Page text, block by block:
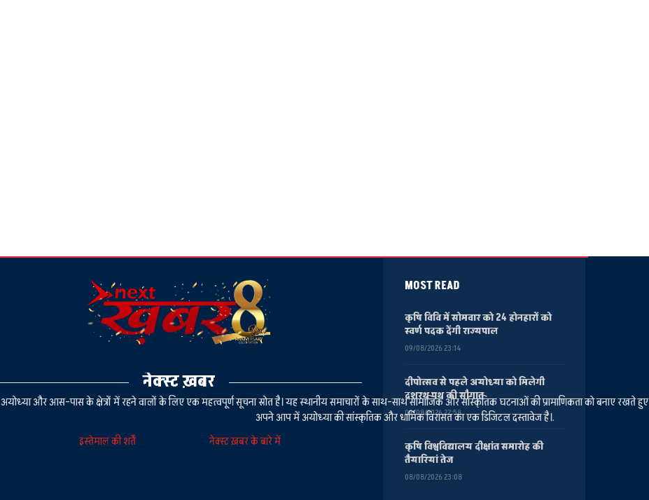
नेक्स्ट ख़बर
अयोध्या और आस-पास के क्षेत्रों में रहने वालों के लिए एक महत्वपूर्ण सूचना स्रोत है। यह स्थानीय समाचारों के साथ-साथ सामाजिक और सांस्कृतिक घटनाओं की प्रामाणिकता को बनाए रखते हुए
अपने आप में अयोध्या की सांस्कृतिक और धार्मिक विरासत का एक डिजिटल दस्तावेज है।.
इस्तेमाल की शर्तें नेक्स्ट ख़बर के बारे में
MOST READ
कृषि विवि में सोमवार को 24 होनहारों को
स्वर्ण पदक देंगी राज्यपाल
09/08/2026 23:14
दीपोत्सव से पहले अयोध्या को मिलेगी
दशरथ पथ की सौगात
09/08/2026 22:58
कृषि विश्वविद्यालय दीक्षांत समारोह की
तैयारियां तेज
08/08/2026 23:08